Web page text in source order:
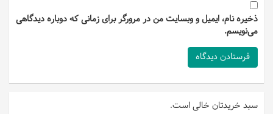
ذخیره نام، ایمیل و وبسایت من در مرورگر برای زمانی که دوباره دیدگاهی
می‌نویسم.
سبد خریدتان خالی است.